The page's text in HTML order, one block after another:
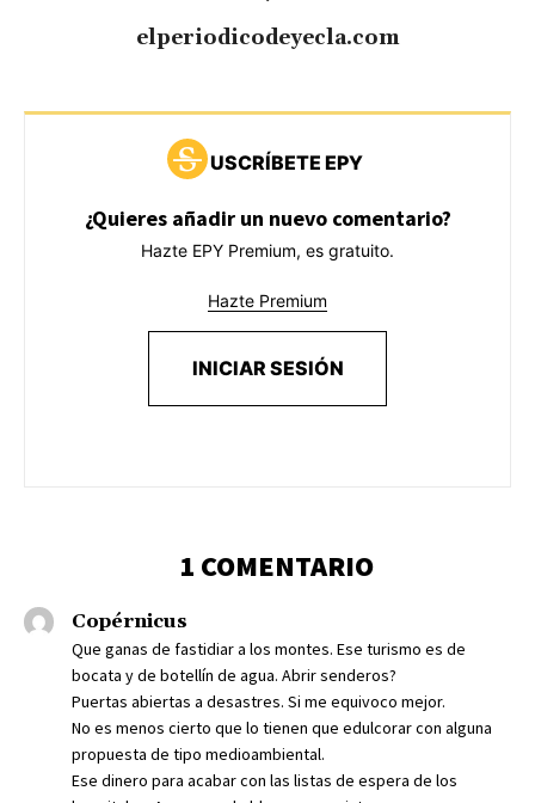
elperiodicodeyecla.com
USCRÍBETE EPY
¿Quieres añadir un nuevo comentario?
Hazte EPY Premium, es gratuito.
Hazte Premium
INICIAR SESIÓN
1 COMENTARIO
Copérnicus
Que ganas de fastidiar a los montes. Ese turismo es de
bocata y de botellín de agua. Abrir senderos?
Puertas abiertas a desastres. Si me equivoco mejor.
No es menos cierto que lo tienen que edulcorar con alguna
propuesta de tipo medioambiental.
Ese dinero para acabar con las listas de espera de los